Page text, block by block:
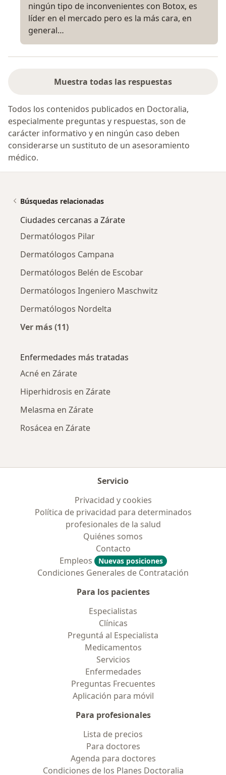
ningún tipo de inconvenientes con Botox, es
líder en el mercado pero es la más cara, en
general…
Muestra todas las respuestas
Todos los contenidos publicados en Doctoralia,
especialmente preguntas y respuestas, son de
carácter informativo y en ningún caso deben
considerarse un sustituto de un asesoramiento
médico.
Búsquedas relacionadas
Ciudades cercanas a Zárate
Dermatólogos Pilar
Dermatólogos Campana
Dermatólogos Belén de Escobar
Dermatólogos Ingeniero Maschwitz
Dermatólogos Nordelta
Ver más (11)
Enfermedades más tratadas
Acné en Zárate
Hiperhidrosis en Zárate
Melasma en Zárate
Rosácea en Zárate
Servicio
Privacidad y cookies
Política de privacidad para determinados
profesionales de la salud
Quiénes somos
Contacto
Empleos
Nuevas posiciones
Condiciones Generales de Contratación
Para los pacientes
Especialistas
Clínicas
Preguntá al Especialista
Medicamentos
Servicios
Enfermedades
Preguntas Frecuentes
Aplicación para móvil
Para profesionales
Lista de precios
Para doctores
Agenda para doctores
Condiciones de los Planes Doctoralia